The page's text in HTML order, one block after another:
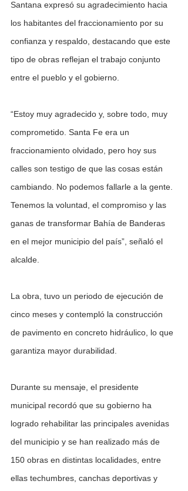
Santana expresó su agradecimiento hacia
los habitantes del fraccionamiento por su
confianza y respaldo, destacando que este
tipo de obras reflejan el trabajo conjunto
entre el pueblo y el gobierno.
“Estoy muy agradecido y, sobre todo, muy
comprometido. Santa Fe era un
fraccionamiento olvidado, pero hoy sus
calles son testigo de que las cosas están
cambiando. No podemos fallarle a la gente.
Tenemos la voluntad, el compromiso y las
ganas de transformar Bahía de Banderas
en el mejor municipio del país”, señaló el
alcalde.
La obra, tuvo un periodo de ejecución de
cinco meses y contempló la construcción
de pavimento en concreto hidráulico, lo que
garantiza mayor durabilidad.
Durante su mensaje, el presidente
municipal recordó que su gobierno ha
logrado rehabilitar las principales avenidas
del municipio y se han realizado más de
150 obras en distintas localidades, entre
ellas techumbres, canchas deportivas y